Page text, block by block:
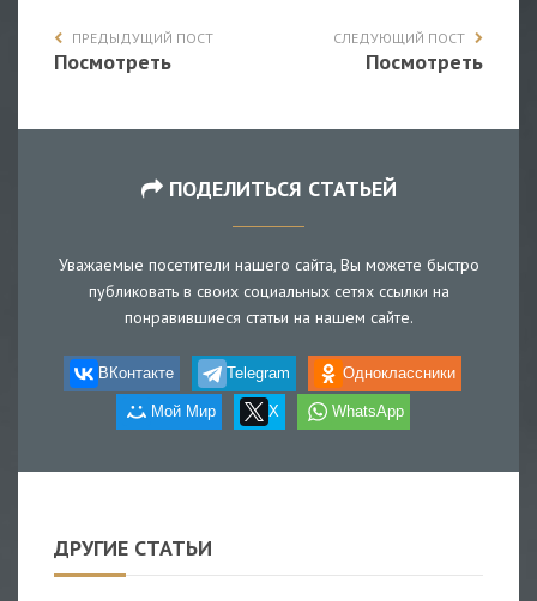
ПРЕДЫДУЩИЙ ПОСТ
Посмотреть
СЛЕДУЮЩИЙ ПОСТ
Посмотреть
ПОДЕЛИТЬСЯ СТАТЬЕЙ
Уважаемые посетители нашего сайта, Вы можете быстро
публиковать в своих социальных сетях ссылки на
понравившиеся статьи на нашем сайте.
ВКонтакте Telegram Одноклассники
Мой Мир X WhatsApp
ДРУГИЕ СТАТЬИ